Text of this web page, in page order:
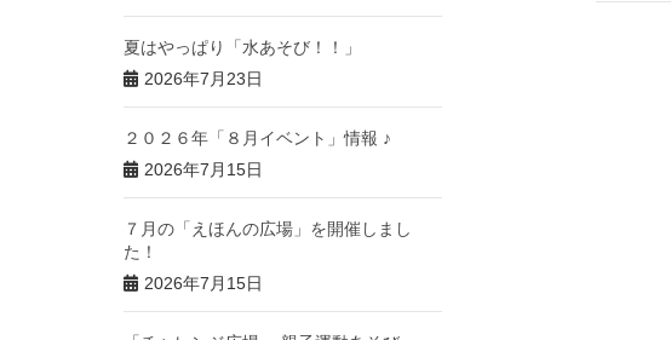
夏はやっぱり「水あそび！！」
2026年7月23日
２０２６年「８月イベント」情報 ♪
2026年7月15日
７月の「えほんの広場」を開催しまし
た！
2026年7月15日